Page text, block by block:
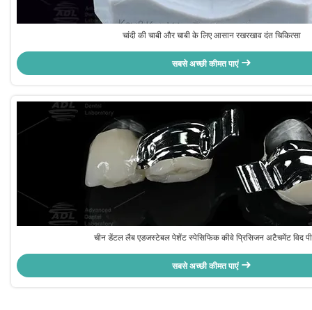
चांदी की चाबी और चाबी के लिए आसान रखरखाव दंत चिकित्सा
सबसे अच्छी कीमत पाएं
चीन डेंटल लैब एडजस्टेबल पेशेंट स्पेसिफिक कीवे प्रिसिजन अटैचमेंट विद
सबसे अच्छी कीमत पाएं